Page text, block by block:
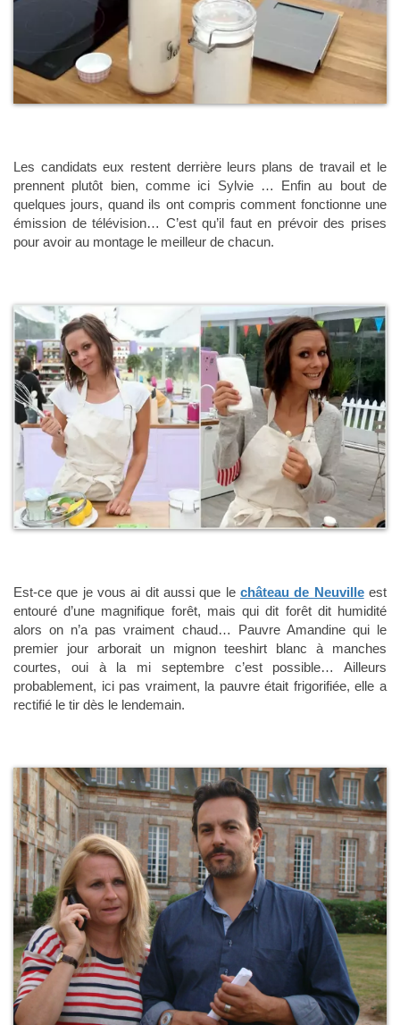
Les candidats eux restent derrière leurs plans de travail et le
prennent plutôt bien, comme ici Sylvie … Enfin au bout de
quelques jours, quand ils ont compris comment fonctionne une
émission de télévision… C’est qu’il faut en prévoir des prises
pour avoir au montage le meilleur de chacun.
Est-ce que je vous ai dit aussi que le château de Neuvilleest
entouré d’une magnifique forêt, mais qui dit forêt dit humidité
alors on n’a pas vraiment chaud… Pauvre Amandine qui le
premier jour arborait un mignon teeshirt blanc à manches
courtes, oui à la mi septembre c’est possible… Ailleurs
probablement, ici pas vraiment, la pauvre était frigorifiée, elle a
rectifié le tir dès le lendemain.